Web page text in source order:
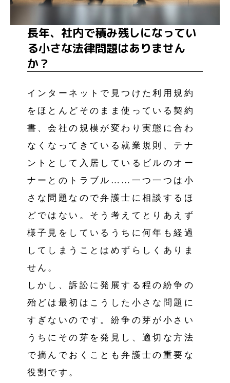
長年、社内で積み残しになってい
る小さな法律問題はありません
か？
インターネットで見つけた利用規約
をほとんどそのまま使っている契約
書、会社の規模が変わり実態に合わ
なくなってきている就業規則、テナ
ントとして入居しているビルのオー
ナーとのトラブル……一つ一つは小
さな問題なので弁護士に相談するほ
どではない。そう考えてとりあえず
様子見をしているうちに何年も経過
してしまうことはめずらしくありま
せん。
しかし、訴訟に発展する程の紛争の
殆どは最初はこうした小さな問題に
すぎないのです。紛争の芽が小さい
うちにその芽を発見し、適切な方法
で摘んでおくことも弁護士の重要な
役割です。